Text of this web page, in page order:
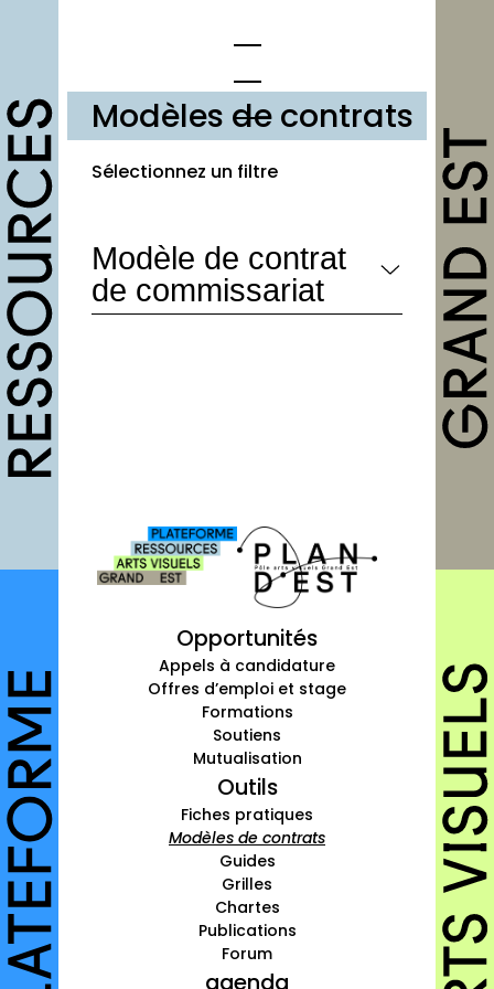
opportunités
Offres d’emploi et stage
Formations
Modèles
Guides
Grilles
Chartes
Publications
Forum
agenda
annuaires
structures
autres annuaires
Modèles de contrats
Sélectionnez un filtre
Modèle de contrat
de commissariat
Opportunités
Appels à candidature
Offres d’emploi et stage
Formations
Soutiens
Mutualisation
Outils
Fiches pratiques
Modèles de contrats
Guides
Grilles
Chartes
Publications
Forum
agenda